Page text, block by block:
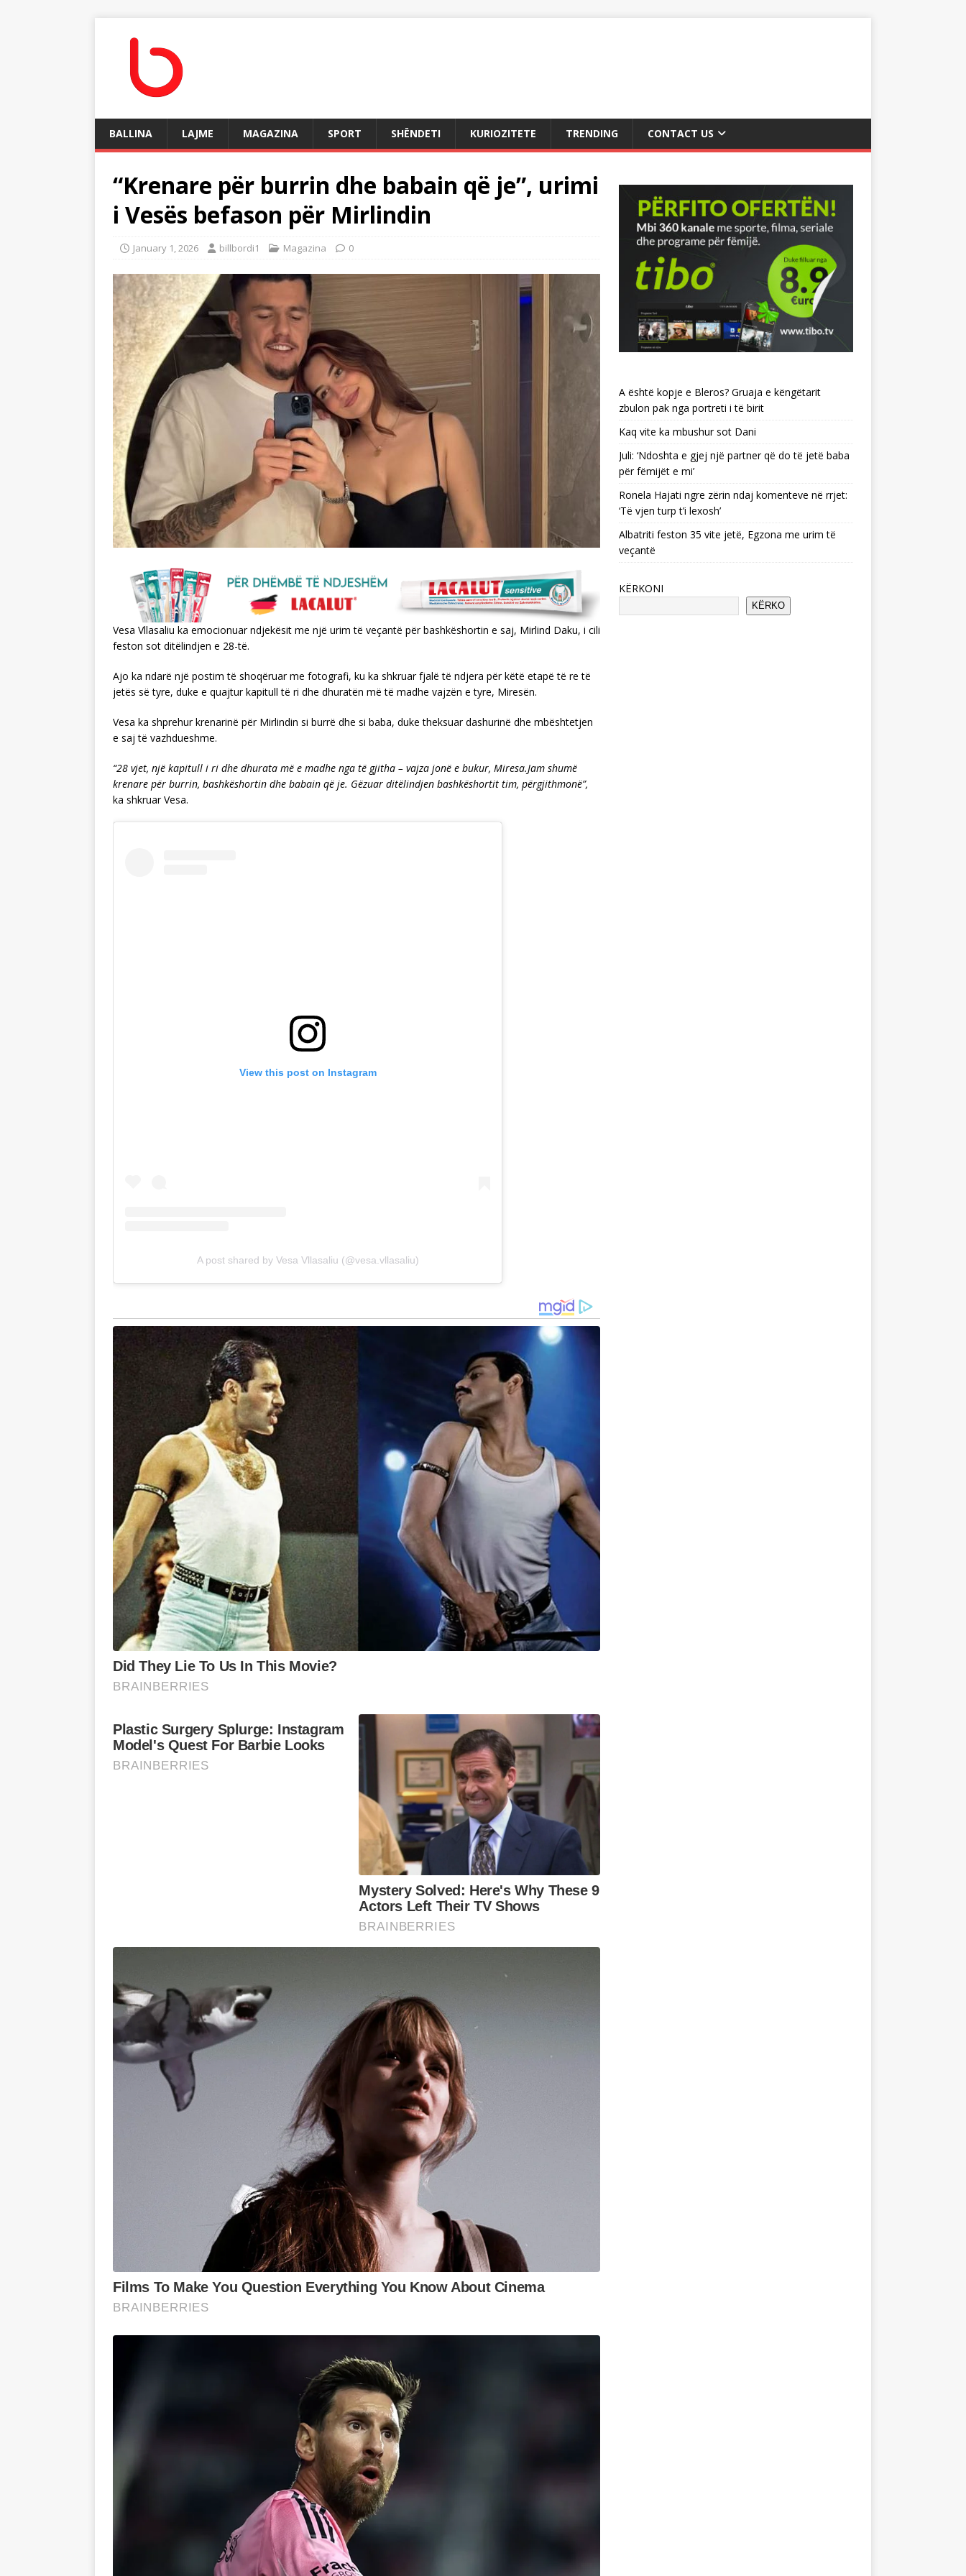
BALLINA LAJME MAGAZINA SPORT SHËNDETI KURIOZITETE TRENDING CONTACT US
“Krenare për burrin dhe babain që je”, urimi
i Vesës befason për Mirlindin
January 1, 2026 billbordi1 Magazina 0
Vesa Vllasaliu ka emocionuar ndjekësit me një urim të veçantë për bashkëshortin e saj, Mirlind Daku, i cili
feston sot ditëlindjen e 28-të.
Ajo ka ndarë një postim të shoqëruar me fotografi, ku ka shkruar fjalë të ndjera për këtë etapë të re të
jetës së tyre, duke e quajtur kapitull të ri dhe dhuratën më të madhe vajzën e tyre, Miresën.
Vesa ka shprehur krenarinë për Mirlindin si burrë dhe si baba, duke theksuar dashurinë dhe mbështetjen
e saj të vazhdueshme.
“28 vjet, një kapitull i ri dhe dhurata më e madhe nga të gjitha – vajza jonë e bukur, Miresa.Jam shumë
krenare për burrin, bashkëshortin dhe babain që je. Gëzuar ditëlindjen bashkëshortit tim, përgjithmonë”,
ka shkruar Vesa.
View this post on Instagram
A post shared by Vesa Vllasaliu (@vesa.vllasaliu)
A është kopje e Bleros? Gruaja e këngëtarit
zbulon pak nga portreti i të birit
Kaq vite ka mbushur sot Dani
Juli: ‘Ndoshta e gjej një partner që do të jetë baba
për fëmijët e mi’
Ronela Hajati ngre zërin ndaj komenteve në rrjet:
‘Të vjen turp t’i lexosh’
Albatriti feston 35 vite jetë, Egzona me urim të
veçantë
KËRKONI
KËRKO